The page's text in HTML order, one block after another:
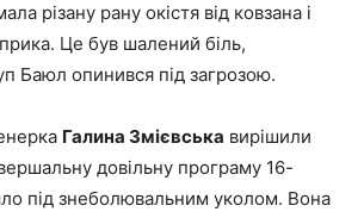
різану рану окістя від ковзана і
Це був шалений біль,
Баюл опинився під загрозою.
Галина Змієвська вирішили
довільну програму 16-
під знеболювальним уколом. Вона